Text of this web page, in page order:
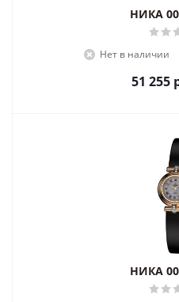
НИКА
Нет в наличии
51 255
НИКА